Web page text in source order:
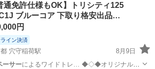
通免許仕様もOK】トリシティ125
ブルーコア 下取り格安出品…
円
イン決済
穴守稲荷駅
8月9日
ーサーによるワイドトレ… ◆◇◆オリジナルス